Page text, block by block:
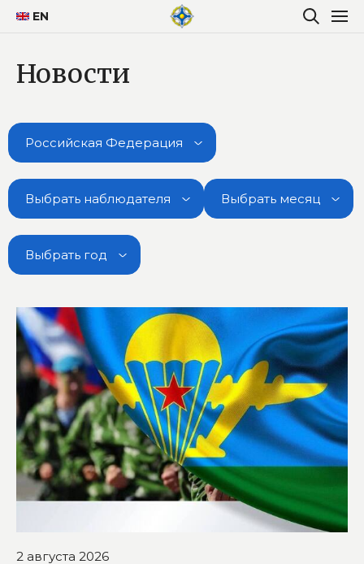
EN
Новости
Российская Федерация
Выбрать наблюдателя Выбрать месяц
Выбрать год
2 августа 2026